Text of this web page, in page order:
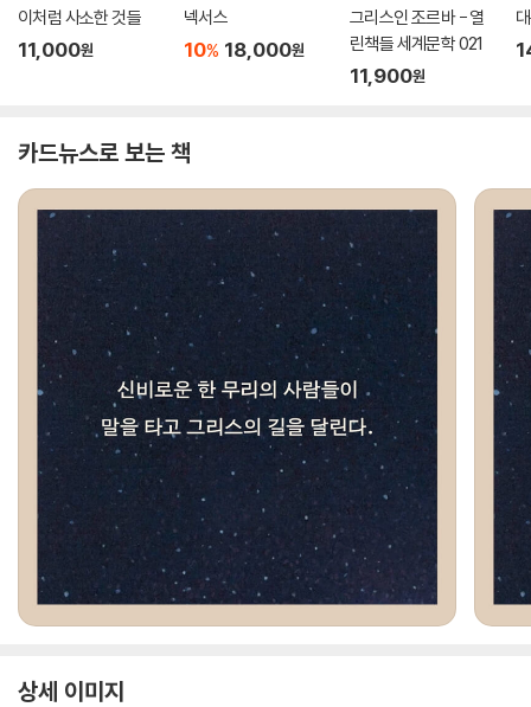
이처럼 사소한 것들
11,000원
넥서스
10% 18,000원
그리스인 조르바 - 열
린책들 세계문학 021
11,900원
카드뉴스로 보는 책
상세 이미지